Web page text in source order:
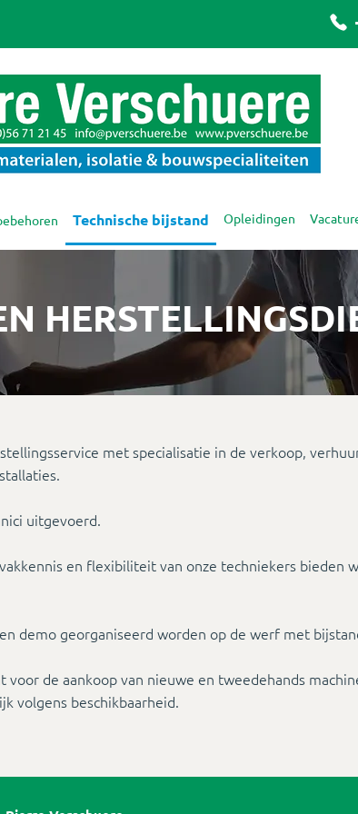
Technische bijstand Opleidingen
met specialisatie in de verkoop,
uitgevoerd.
en flexibiliteit van onze techniekers bieden
demo georganiseerd worden op de werf met
voor de aankoop van nieuwe en tweedehands
volgens beschikbaarheid.